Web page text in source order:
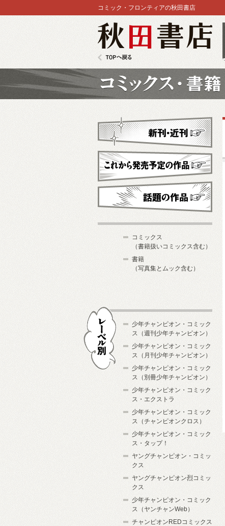
コミック・フロンティアの秋田書店
新刊・近刊
これから発売予定
コミックス
（書籍扱いコミックス含む）
書籍
（写真集とムック含む）
少年チャンピオン・コミック
ス（週刊少年チャンピオン）
少年チャンピオン・コミック
ス（月刊少年チャンピオン）
少年チャンピオン・コミック
ス（別冊少年チャンピオン）
少年チャンピオン・コミック
ス・エクストラ
少年チャンピオン・コミック
ス（チャンピオンクロス）
少年チャンピオン・コミック
ス・タップ！
ヤングチャンピオン・コミッ
クス
ヤングチャンピオン烈コミッ
クス
少年チャンピオン・コミック
ス（ヤンチャンWeb）
チャンピオンREDコミックス